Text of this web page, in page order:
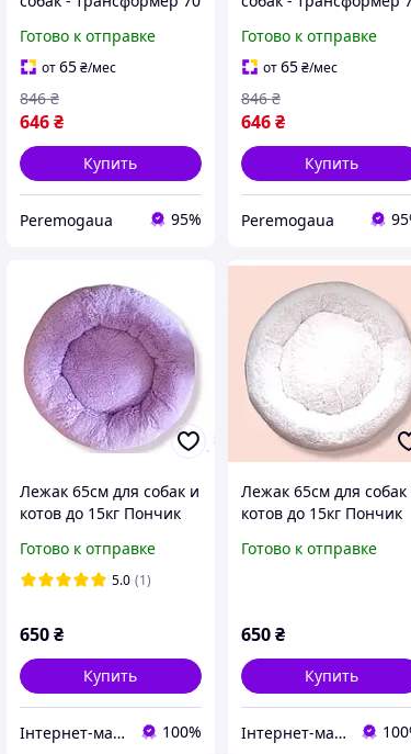
домик-коврик
KT8004683
Готово к отправке
от65₴/мес
646₴
846 ₴
Купить
Peremogaua 95%
домик-коврик
KT8004693
Готово к отправке
от65 ₴/мес
646 ₴
846 ₴
Купить
Peremogaua
Лежак 65см для собак и
котов до 15кг Пончик
Готово к отправке
5.0 (1)
650₴
Купить
Інтернет-магазин "Велетень" 100%
Лежак 65см для собак
котов до 15кг Пончик
Готово к отправке
650 ₴
Купить
Інтернет-магазин "Велетень"